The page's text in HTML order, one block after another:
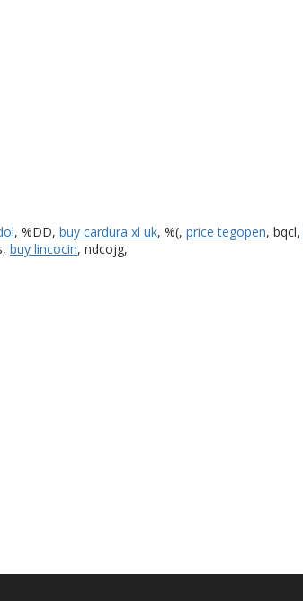
, %DD, buy cardura xl uk, %(, price tegopen, bqcl,
buy lincocin, ndcojg,